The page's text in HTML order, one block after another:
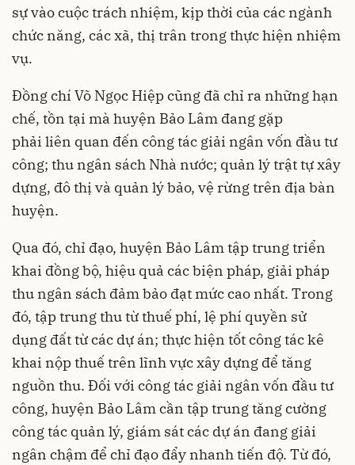
sự vào cuộc trách nhiệm, kịp thời của các ngành
chức năng, các xã, thị trân trong thực hiện nhiệm
vụ.
Đồng chí Võ Ngọc Hiệp cũng đã chỉ ra những hạn
chế, tồn tại mà huyện Bảo Lâm đang gặp
phải liên quan đến công tác giải ngân vốn đầu tư
công; thu ngân sách Nhà nước; quản lý trật tự xây
dựng, đô thị và quản lý bảo, vệ rừng trên địa bàn
huyện.
Qua đó, chỉ đạo, huyện Bảo Lâm tập trung triển
khai đồng bộ, hiệu quả các biện pháp, giải pháp
thu ngân sách đảm bảo đạt mức cao nhất. Trong
đó, tập trung thu từ thuế phí, lệ phí quyền sử
dụng đất từ các dự án; thực hiện tốt công tác kê
khai nộp thuế trên lĩnh vực xây dựng để tăng
nguồn thu. Đối với công tác giải ngân vốn đầu tư
công, huyện Bảo Lâm cần tập trung tăng cường
công tác quản lý, giám sát các dự án đang giải
ngân chậm để chỉ đạo đẩy nhanh tiến độ. Từ đó,